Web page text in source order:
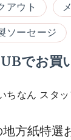
アウト
ソーセージ
でお買
ちなん スタッ
方紙特選